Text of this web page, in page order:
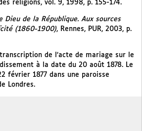
religions, vol. 9, 1998, p. 155-174.
Dieu de la République. Aux sources
(1860-1900), Rennes, PUR, 2003, p.
de l’acte de mariage sur le
à la date du 20 août 1878. Le
février 1877 dans une paroisse
Londres.